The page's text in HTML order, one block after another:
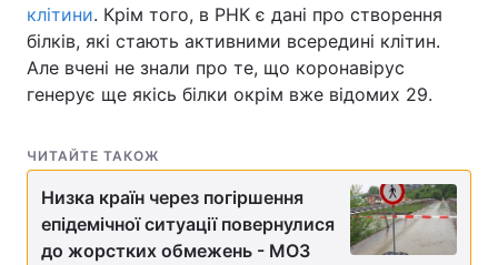
Туризм
Цікавинки Погода
Лонгріди
Статті
клітини. Крім того, в РНК є дані про створення
білків, які стають активними всередині клітин.
Але вчені не знали про те, що коронавірус
генерує ще якісь білки окрім вже відомих 29.
ЧИТАЙТЕ ТАКОЖ
Низка країн через погіршення
епідемічної ситуації повернулися
до жорстких обмежень - МОЗ